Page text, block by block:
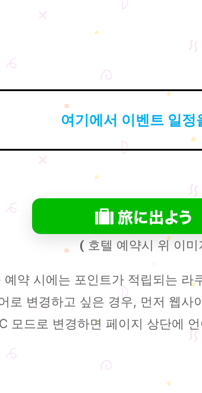
여기에서 이벤트 일정
( 호텔 예약시 위 이
예약 시에는 포인트가 적립되는 라
로 변경하고 싶은 경우, 먼저 웹사
모드로 변경하면 페이지 상단에